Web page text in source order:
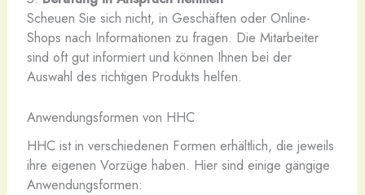
Scheuen Sie sich nicht, in Geschäften oder Online-
Shops nach Informationen zu fragen. Die Mitarbeiter
sind oft gut informiert und können Ihnen bei der
Auswahl des richtigen Produkts helfen.
Anwendungsformen von HHC
HHC ist in verschiedenen Formen erhältlich, die jeweils
ihre eigenen Vorzüge haben. Hier sind einige gängige
Anwendungsformen: